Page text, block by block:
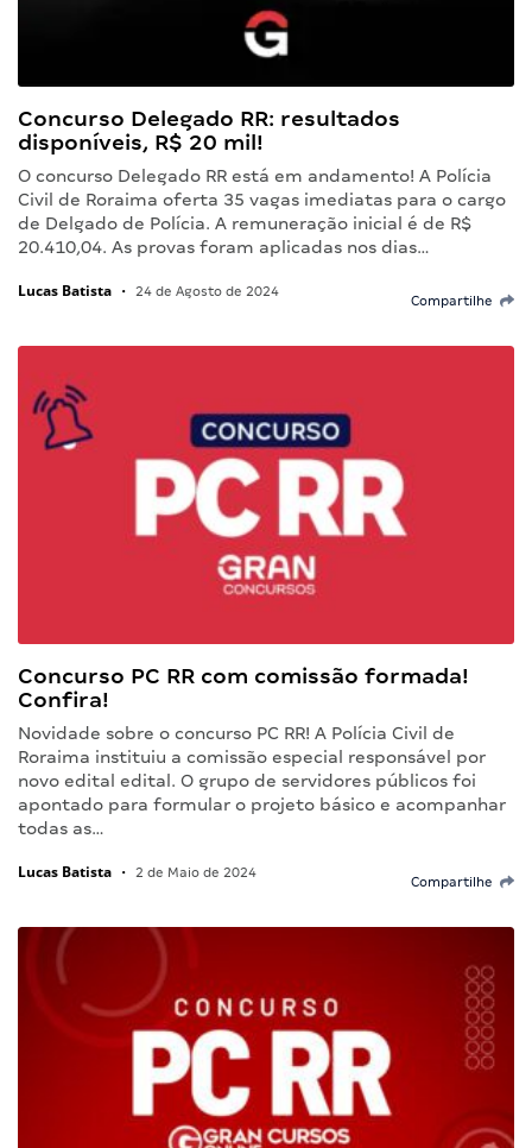
Concurso Delegado RR: resultados
disponíveis, R$ 20 mil!
O concurso Delegado RR está em andamento! A Polícia
Civil de Roraima oferta 35 vagas imediatas para o cargo
de Delgado de Polícia. A remuneração inicial é de R$
20.410,04. As provas foram aplicadas nos dias…
Lucas Batista • 24 de Agosto de 2024
Compartilhe
Concurso PC RR com comissão formada!
Confira!
Novidade sobre o concurso PC RR! A Polícia Civil de
Roraima instituiu a comissão especial responsável por
novo edital edital. O grupo de servidores públicos foi
apontado para formular o projeto básico e acompanhar
todas as…
Lucas Batista • 2 de Maio de 2024
Compartilhe